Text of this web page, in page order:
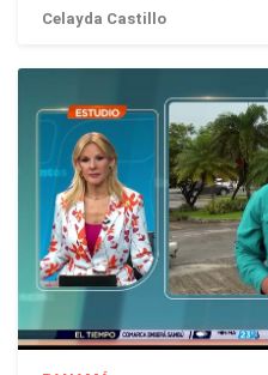
Celayda Castillo